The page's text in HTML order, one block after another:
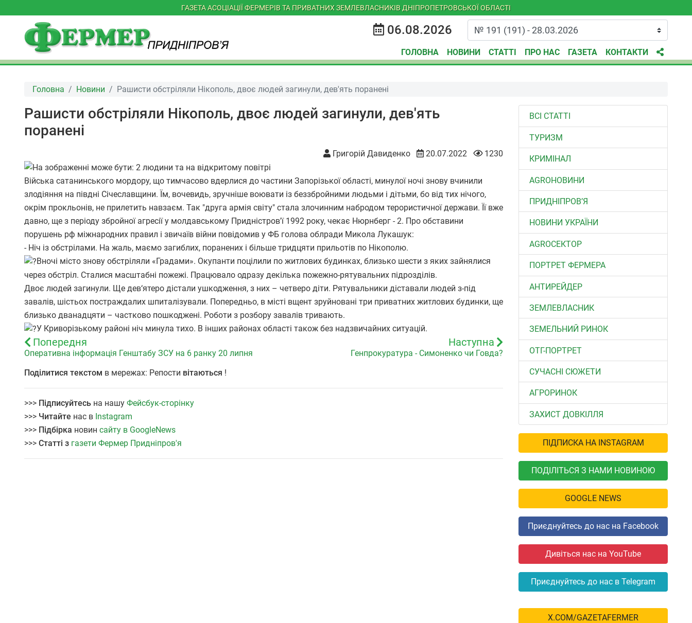
ГАЗЕТА АСОЦІАЦІЇ ФЕРМЕРІВ ТА ПРИВАТНИХ ЗЕМЛЕВЛАСНИКІВ ДНІПРОПЕТРОВСЬКОЇ ОБЛАСТІ
06.08.2026
ГОЛОВНА НОВИНИ СТАТТІ ПРО НАС ГАЗЕТА КОНТАКТИ
Головна Новини Рашисти обстріляли Нікополь, двоє людей загинули, дев'ять поранені
Рашисти обстріляли Нікополь, двоє людей загинули, дев'ять
поранені
Григорій Давиденко 20.07.2022 1230
Війська сатанинського мордору, що тимчасово вдерлися до частини Запорізької області, минулої ночі знову вчинили
злодіяння на півдні Січеславщини. Їм, вочевидь, зручніше воювати із беззбройними людьми і дітьми, бо від тих нічого,
окрім прокльонів, не прилетить навзаєм. Так "друга армія світу" стала злочинним набродом терористичної держави. Її вже
давно, ще з періоду збройної агресії у молдавському Придністров'ї 1992 року, чекає Нюрнберг - 2. Про обставини
порушень рф міжнародних правил і звичаїв війни повідомив у ФБ голова облради Микола Лукашук:
- Ніч із обстрілами. На жаль, маємо загиблих, поранених і більше тридцяти прильотів по Нікополю.
Вночі місто знову обстріляли «Градами». Окупанти поцілили по житлових будинках, близько шести з яких зайнялися
через обстріл. Сталися масштабні пожежі. Працювало одразу декілька пожежно-рятувальних підрозділів.
Двоє людей загинули. Ще дев‘ятеро дістали ушкодження, з них – четверо діти. Рятувальники діставали людей з-під
завалів, шістьох постраждалих шпиталізували. Попередньо, в місті вщент зруйновані три приватних житлових будинки, ще
близько дванадцяти – частково пошкоджені. Роботи з розбору завалів тривають.
У Криворізькому районі ніч минула тихо. В інших районах області також без надзвичайних ситуацій.
Попередня
Оперативна інформація Генштабу ЗСУ на 6 ранку 20 липня
Наступна
Генпрокуратура - Симоненко чи Говда?
Поділитися текстом в мережах: Репости вітаються !
>>> Підписуйтесь на нашу Фейсбук-сторінку
>>> Читайте нас в Instagram
>>> Підбірка новин сайту в GoogleNews
>>> Статті з газети Фермер Придніпров'я
ВСІ СТАТТІ
ТУРИЗМ
КРИМІНАЛ
AGROНОВИНИ
ПРИДНІПРОВ’Я
НОВИНИ УКРАЇНИ
АGROСЕКТОР
ПОРТРЕТ ФЕРМЕРА
АНТИРЕЙДЕР
ЗЕМЛЕВЛАСНИК
ЗЕМЕЛЬНИЙ РИНОК
ОТГ-ПОРТРЕТ
СУЧАСНІ СЮЖЕТИ
АГРОРИНОК
ЗАХИСТ ДОВКІЛЛЯ
ПІДПИСКА НА INSTAGRAM
ПОДІЛІТЬСЯ З НАМИ НОВИНОЮ
GOOGLE NEWS
Приєднуйтесь до нас на Facebook
Дивіться нас на YouTube
Приєднуйтесь до нас в Telegram
X.COM/GAZETAFERMER